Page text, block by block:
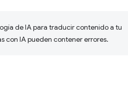
de IA para traducir contenido a tu
con IA pueden contener errores.